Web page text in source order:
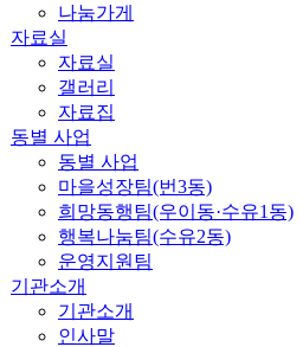
나눔가게
자료실
자료실
갤러리
자료집
동별 사업
동별 사업
마을성장팀(번3동)
희망동행팀(우이동·수유1동)
행복나눔팀(수유2동)
운영지원팀
기관소개
기관소개
인사말